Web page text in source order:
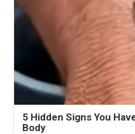
5 Hidden Signs You
Body